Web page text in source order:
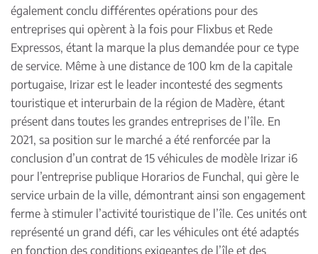
également conclu différentes opérations pour des
entreprises qui opèrent à la fois pour Flixbus et Rede
Expressos, étant la marque la plus demandée pour ce type
de service. Même à une distance de 100 km de la capitale
portugaise, Irizar est le leader incontesté des segments
touristique et interurbain de la région de Madère, étant
présent dans toutes les grandes entreprises de l’île. En
2021, sa position sur le marché a été renforcée par la
conclusion d’un contrat de 15 véhicules de modèle Irizar i6
pour l’entreprise publique Horarios de Funchal, qui gère le
service urbain de la ville, démontrant ainsi son engagement
ferme à stimuler l’activité touristique de l’île. Ces unités ont
représenté un grand défi, car les véhicules ont été adaptés
en fonction des conditions exigeantes de l’île et des